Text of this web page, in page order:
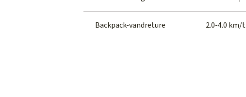
Backpack-vandreture 2.0-4.0 km/t